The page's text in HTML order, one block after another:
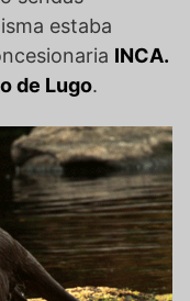
estaba
INCA.
de Lugo.